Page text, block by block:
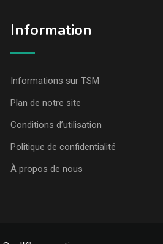
Information
Informations sur TSM
Plan de notre site
Conditions d’utilisation
Politique de confidentialité
À propos de nous